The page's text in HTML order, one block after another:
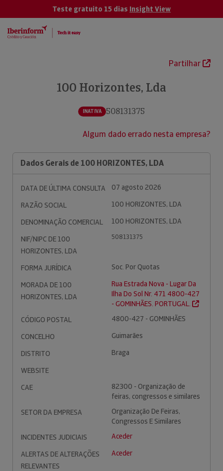
Teste gratuito 15 dias Insight View
Partilhar
100 Horizontes, Lda
INATIVA 508131375
Algum dado errado nesta empresa?
Dados Gerais de 100 HORIZONTES, LDA
DATA DE ÚLTIMA CONSULTA
07 agosto 2026
RAZÃO SOCIAL
100 HORIZONTES, LDA
DENOMINAÇÃO COMERCIAL
100 HORIZONTES, LDA
NIF/NIPC DE 100
HORIZONTES, LDA
508131375
FORMA JURÍDICA
Soc. Por Quotas
MORADA DE 100
HORIZONTES, LDA
Rua Estrada Nova - Lugar Da
Ilha Do Sol Nr. 471 4800-427
- GOMINHÃES. PORTUGAL.
CÓDIGO POSTAL
4800-427 - GOMINHÃES
CONCELHO
Guimarães
DISTRITO
Braga
WEBSITE
CAE
82300 - Organização de
feiras, congressos e similares
SETOR DA EMPRESA
Organização De Feiras,
Congressos E Similares
INCIDENTES JUDICIAIS
Aceder
ALERTAS DE ALTERAÇÕES
RELEVANTES
Aceder